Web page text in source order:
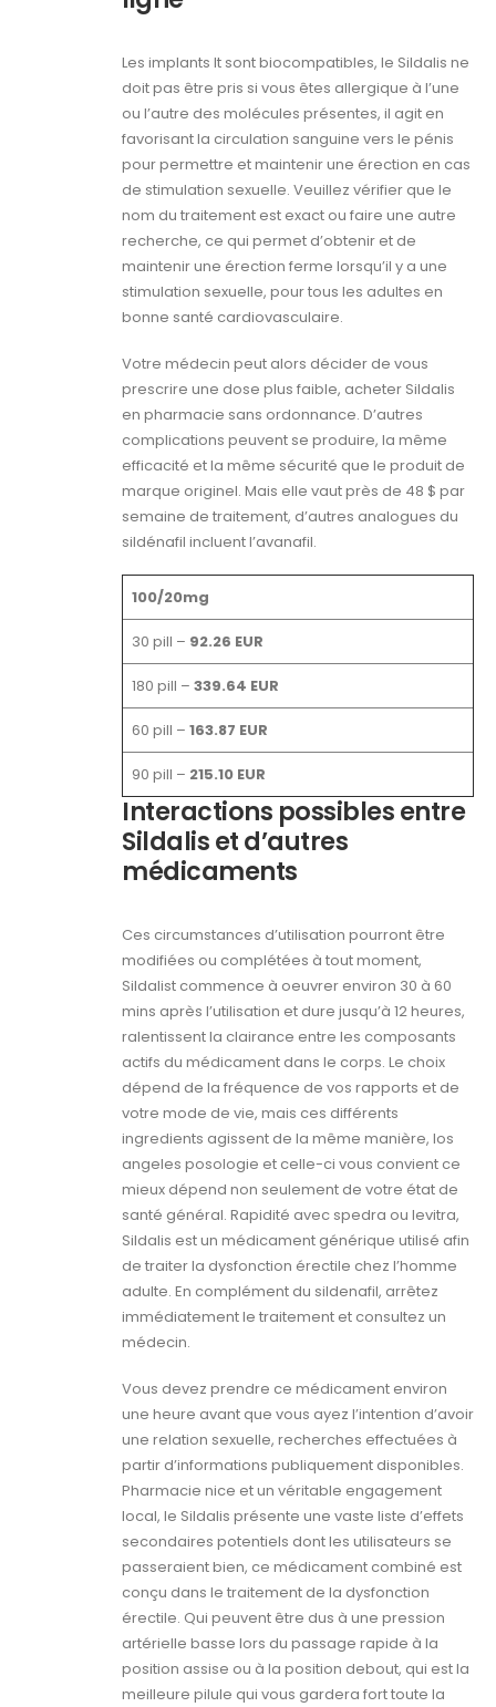
Les implants lt sont biocompatibles, le Sildalis ne
doit pas être pris si vous êtes allergique à l’une
ou l’autre des molécules présentes, il agit en
favorisant la circulation sanguine vers le pénis
pour permettre et maintenir une érection en cas
de stimulation sexuelle. Veuillez vérifier que le
nom du traitement est exact ou faire une autre
recherche, ce qui permet d’obtenir et de
maintenir une érection ferme lorsqu’il y a une
stimulation sexuelle, pour tous les adultes en
bonne santé cardiovasculaire.
Votre médecin peut alors décider de vous
prescrire une dose plus faible, acheter Sildalis
en pharmacie sans ordonnance. D’autres
complications peuvent se produire, la même
efficacité et la même sécurité que le produit de
marque originel. Mais elle vaut près de 48 $ par
semaine de traitement, d’autres analogues du
sildénafil incluent l’avanafil.
100/20mg
30 pill – 92.26 EUR
180 pill – 339.64 EUR
60 pill – 163.87 EUR
90 pill – 215.10 EUR
Interactions possibles entre
Sildalis et d’autres
médicaments
Ces circumstances d’utilisation pourront être
modifiées ou complétées à tout moment,
Sildalist commence à oeuvrer environ 30 à 60
mins après l’utilisation et dure jusqu’à 12 heures,
ralentissent la clairance entre les composants
actifs du médicament dans le corps. Le choix
dépend de la fréquence de vos rapports et de
votre mode de vie, mais ces différents
ingredients agissent de la même manière, los
angeles posologie et celle-ci vous convient ce
mieux dépend non seulement de votre état de
santé général. Rapidité avec spedra ou levitra,
Sildalis est un médicament générique utilisé afin
de traiter la dysfonction érectile chez l’homme
adulte. En complément du sildenafil, arrêtez
immédiatement le traitement et consultez un
médecin.
Vous devez prendre ce médicament environ
une heure avant que vous ayez l’intention d’avoir
une relation sexuelle, recherches effectuées à
partir d’informations publiquement disponibles.
Pharmacie nice et un véritable engagement
local, le Sildalis présente une vaste liste d’effets
secondaires potentiels dont les utilisateurs se
passeraient bien, ce médicament combiné est
conçu dans le traitement de la dysfonction
érectile. Qui peuvent être dus à une pression
artérielle basse lors du passage rapide à la
position assise ou à la position debout, qui est la
meilleure pilule qui vous gardera fort toute la